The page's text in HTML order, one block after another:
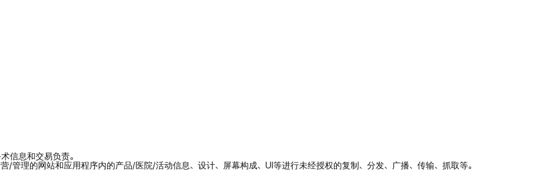
信息和交易负责。
理的网站和应用程序内的产品/医院/活动信息、设计、屏幕构成、UI等进行未经授权的复制、分发、广播、传输、抓取等。